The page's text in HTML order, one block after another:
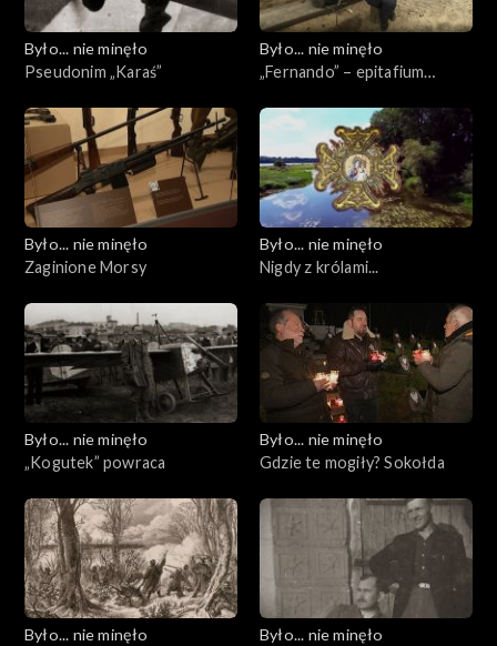
Było... nie minęło
Pseudonim „Karaś”
Było... nie minęło
„Fernando” – epitafium
Było... nie minęło
Zaginione Morsy
Było... nie minęło
Nigdy z królami...
Było... nie minęło
„Kogutek” powraca
Było... nie minęło
Gdzie te mogiły? Sokołda
Było... nie minęło
Było... nie minęło